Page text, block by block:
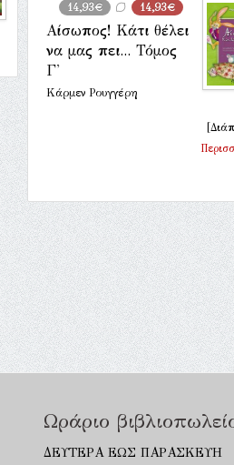
14,93€ 14,93€
Αίσωπος! Κάτι θέλει
να μας πει... Τόμος
Γ'
Κάρμεν Ρουγγέρη
Ωράριο
ΔΕΥΤΕΡΑ ΕΩΣ ΠΑΡΑΣΚΕΥΗ